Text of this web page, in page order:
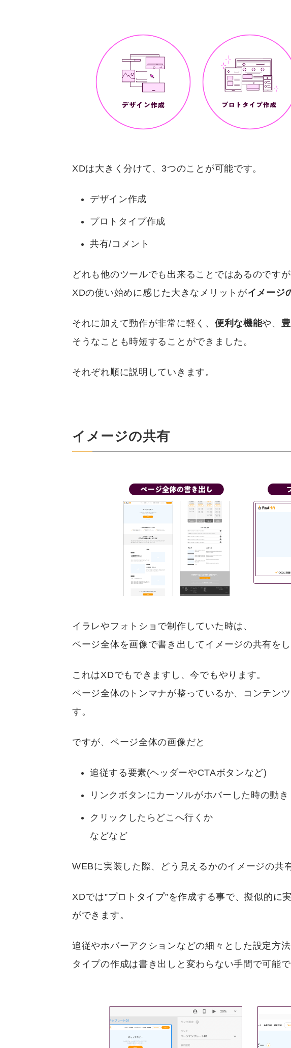
XDは大きく分けて、3つのことが可能です。
デザイン作成
プロトタイプ作成
共有/コメント
どれも他のツールでも出来ることではあるのですが
XDの使い始めに感じた大きなメリットがイメージ
それに加えて動作が非常に軽く、 便利な機能や、
そうなことも時短することができました。
それぞれ順に説明していきます。
イメージの共有
イラレやフォトショで制作していた時は、
ページ全体を画像で書き出してイメージの共有をし
これはXDでもできますし、今でもやります。
ページ全体のトンマナが整っているか、コンテン
す。
ですが、ページ全体の画像だと
追従する要素(ヘッダーやCTAボタンなど)
リンクボタンにカーソルがホバーした時の動き
クリックしたらどこへ行くか
などなど
WEBに実装した際、どう見えるかのイメージの共
XDでは”プロトタイプ”を作成する事で、擬似的に
ができます。
追従やホバーアクションなどの細々とした設定方
タイプの作成は書き出しと変わらない手間で可能で